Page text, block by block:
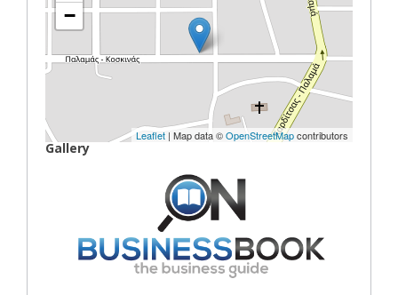
−
Leaflet | Map data ©OpenStreetMapcontributors
Gallery